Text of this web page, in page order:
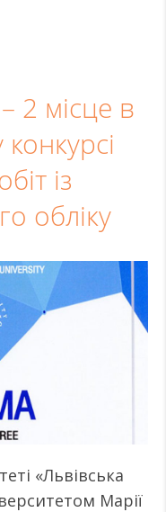
2 місце в
із
обліку
«Львівська
Марії